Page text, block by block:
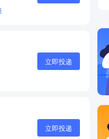
立即投递
立即投递